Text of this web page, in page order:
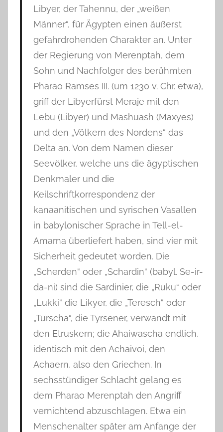
Libyer, der Tahennu, der „weißen
Männer“, für Ägypten einen äußerst
gefahrdrohenden Charakter an. Unter
der Regierung von Merenptah, dem
Sohn und Nachfolger des berühmten
Pharao Ramses III. (um 1230 v. Chr. etwa),
griff der Libyerfürst Meraje mit den
Lebu (Libyer) und Mashuash (Maxyes)
und den „Völkern des Nordens“ das
Delta an. Von dem Namen dieser
Seevölker, welche uns die ägyptischen
Denkmaler und die
Keilschriftkorrespondenz der
kanaanitischen und syrischen Vasallen
in babylonischer Sprache in Tell-el-
Amarna überliefert haben, sind vier mit
Sicherheit gedeutet worden. Die
„Scherden“ oder „Schardin“ (babyl. Se-ir-
da-ni) sind die Sardinier, die „Ruku“ oder
„Lukki“ die Likyer, die „Teresch“ oder
„Turscha“, die Tyrsener, verwandt mit
den Etruskern; die Ahaiwascha endlich,
identisch mit den Achaivoi, den
Achaern, also den Griechen. In
sechsstündiger Schlacht gelang es
dem Pharao Merenptah den Angriff
vernichtend abzuschlagen. Etwa ein
Menschenalter später am Anfange der